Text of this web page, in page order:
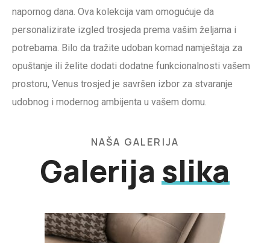
napornog dana. Ova kolekcija vam omogućuje da
personalizirate izgled trosjeda prema vašim željama i
potrebama. Bilo da tražite udoban komad namještaja za
opuštanje ili želite dodati dodatne funkcionalnosti vašem
prostoru, Venus trosjed je savršen izbor za stvaranje
udobnog i modernog ambijenta u vašem domu.
NAŠA GALERIJA
Galerijaslika